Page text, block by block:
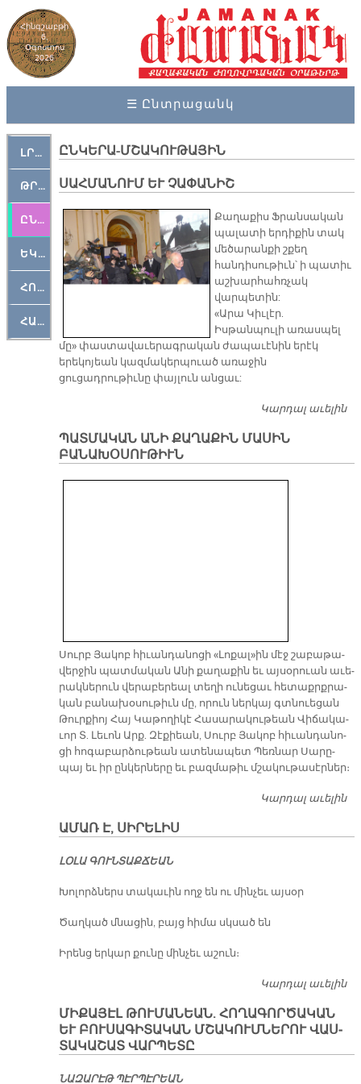
Հինգշաբթի
6,
Օգոստոս
2026
☰ Ընտրացանկ
ԼՐԱՀՈՍ
ԹՐՔԱՀԱՅ ԿԵԱՆՔ
ԸՆԿԵՐԱՄՇԱԿՈՒԹԱՅԻՆ
ԵԿԵՂԵՑԱԿԱՆ
ՀՈԳԵՄՏԱՒՈՐ
ՀԱՐԹԱԿ
ԸՆԿԵՐԱ-ՄՇԱԿՈՒԹԱՅԻՆ
ՍԱՀՄԱՆՈՒՄ ԵՒ ՉԱՓԱՆԻՇ
Քաղաքիս Ֆրանսական
պալատի երդիքին տակ
մեծարանքի շքեղ
հանդիսութիւն՝ ի պատիւ
աշխարհահռչակ
վարպետին:
«Արա Կիւլէր.
Իսթանպուլի առասպել
մը» փաստավաւերագրական ժապաւէնին երէկ
երեկոյեան կազմակերպուած առաջին
ցուցադրութիւնը փայլուն անցաւ:
Կարդալ աւելին
ՊԱՏՄԱԿԱՆ ԱՆԻ ՔԱՂԱՔԻՆ ՄԱՍԻՆ
ԲԱՆԱԽՕՍՈՒԹԻՒՆ
Սուրբ Յա­կոբ հի­ւան­դա­նո­ցի «Լո­քալ»ին մէջ շա­բա­թա­
վեր­ջին պատ­մա­կան Ա­նի քա­ղա­քին եւ այ­սօ­րուան ա­ւե­
րակ­նե­րուն վե­րա­բե­րեալ տե­ղի ու­նե­ցաւ հե­տաքրք­րա­
կան բա­նա­խօ­սու­թիւն մը, ո­րուն ներ­կայ գտնուե­ցան
Թուր­քիոյ Հայ Կա­թո­ղի­կէ Հա­սա­րա­կու­թեան Վի­ճա­կա­
ւոր Տ. Լե­ւոն Արք. Զէ­քիեան, Սուրբ Յա­կոբ հի­ւան­դա­նո­
ցի հո­գա­բար­ձու­թեան ա­տե­նա­պետ Պեռ­նար Սա­րը­
պայ եւ իր ըն­կեր­նե­րը եւ բազ­մա­թիւ մշա­կու­թա­սէր­ներ։
Կարդալ աւելին
Ա­ՄԱՌ Է, ՍԻ­ՐԵ­ԼԻՍ
ԼՕ­ԼԱ ԳՈՒՆ­ՏԱՔ­ՃԵԱՆ
Խո­լորձ­ներս տա­կա­ւին ողջ են ու մին­չեւ այ­սօր
Ծաղ­կած մնա­ցին, բայց հի­մա սկսած են
Ի­րենց եր­կար քու­նը մին­չեւ ա­շուն։
Կարդալ աւելինԱ­
ՄԻ­ՔԱ­ՅԷԼ ­ԹՈՒ­ՄԱ­ՆԵԱՆ. ՀՈ­ՂԱ­ԳՈՐ­ԾԱ­ԿԱՆ
ԵՒ ԲՈՒ­ՍԱ­ԳԻ­ՏԱ­ԿԱՆ ՄՇԱ­ԿՈՒՄ­ՆԵ­ՐՈՒ ՎԱՍ­
ՏԱ­ԿԱ­ՇԱՏ ՎԱՐ­ՊԵ­ՏԸ
ՆԱԶԱՐԷԹ ՊԷՐՊԷՐԵԱՆ